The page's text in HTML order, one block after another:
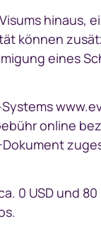
hinaus,
können
eines
online
Dokument
0 USD und 80